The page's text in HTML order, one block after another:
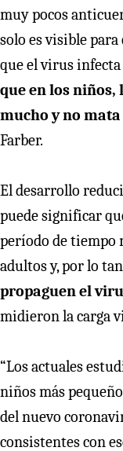
muy pocos
solo es visible
que el virus infecta
que en los niños,
mucho y no
Farber.
El desarrollo
puede significar
período de tiempo
adultos y, por lo
propaguen el
midieron la carga
“Los actuales
niños más
del nuevo
consistentes con